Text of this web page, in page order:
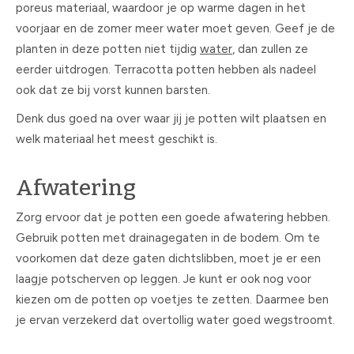
poreus materiaal, waardoor je op warme dagen in het
voorjaar en de zomer meer water moet geven. Geef je de
planten in deze potten niet tijdig water, dan zullen ze
eerder uitdrogen. Terracotta potten hebben als nadeel
ook dat ze bij vorst kunnen barsten.
Denk dus goed na over waar jij je potten wilt plaatsen en
welk materiaal het meest geschikt is.
Afwatering
Zorg ervoor dat je potten een goede afwatering hebben.
Gebruik potten met drainagegaten in de bodem. Om te
voorkomen dat deze gaten dichtslibben, moet je er een
laagje potscherven op leggen. Je kunt er ook nog voor
kiezen om de potten op voetjes te zetten. Daarmee ben
je ervan verzekerd dat overtollig water goed wegstroomt.